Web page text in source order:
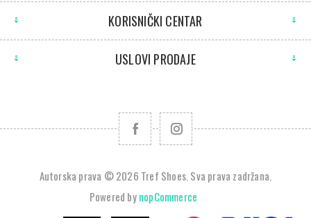
KORISNIČKI CENTAR
USLOVI PRODAJE
Autorska prava © 2026 Tref Shoes. Sva prava zadržana.
Powered bynopCommerce